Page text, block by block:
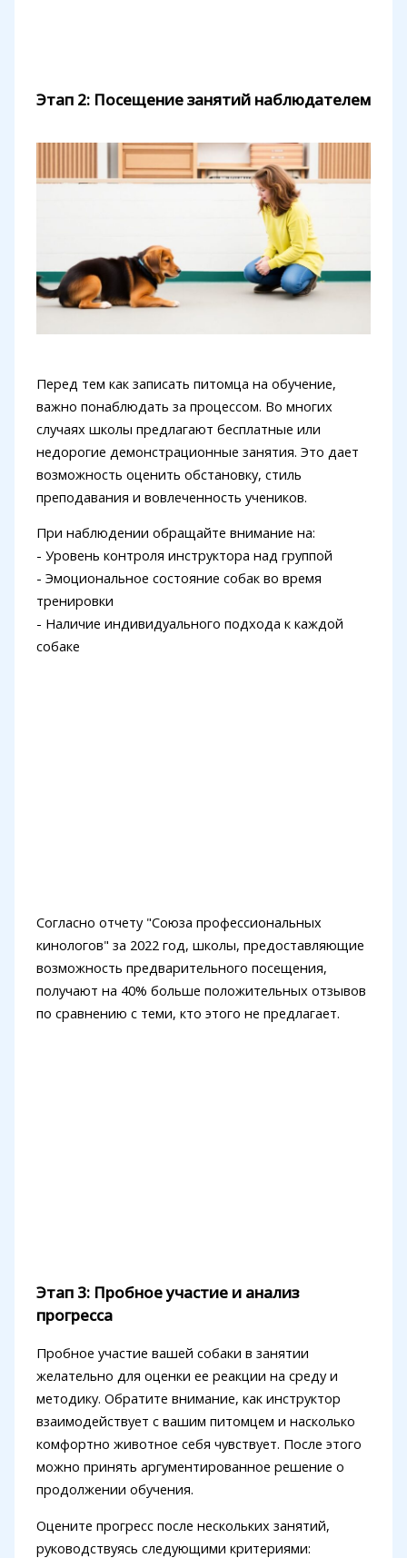
Этап 2: Посещение занятий наблюдателем
Перед тем как записать питомца на обучение,
важно понаблюдать за процессом. Во многих
случаях школы предлагают бесплатные или
недорогие демонстрационные занятия. Это дает
возможность оценить обстановку, стиль
преподавания и вовлеченность учеников.
При наблюдении обращайте внимание на:
- Уровень контроля инструктора над группой
- Эмоциональное состояние собак во время
тренировки
- Наличие индивидуального подхода к каждой
собаке
Согласно отчету "Союза профессиональных
кинологов" за 2022 год, школы, предоставляющие
возможность предварительного посещения,
получают на 40% больше положительных отзывов
по сравнению с теми, кто этого не предлагает.
Этап 3: Пробное участие и анализ
прогресса
Пробное участие вашей собаки в занятии
желательно для оценки ее реакции на среду и
методику. Обратите внимание, как инструктор
взаимодействует с вашим питомцем и насколько
комфортно животное себя чувствует. После этого
можно принять аргументированное решение о
продолжении обучения.
Оцените прогресс после нескольких занятий,
руководствуясь следующими критериями: